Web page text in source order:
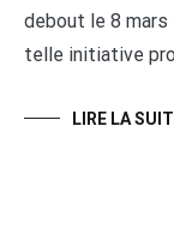
debout le 8 mars
telle initiative
LIRE LA